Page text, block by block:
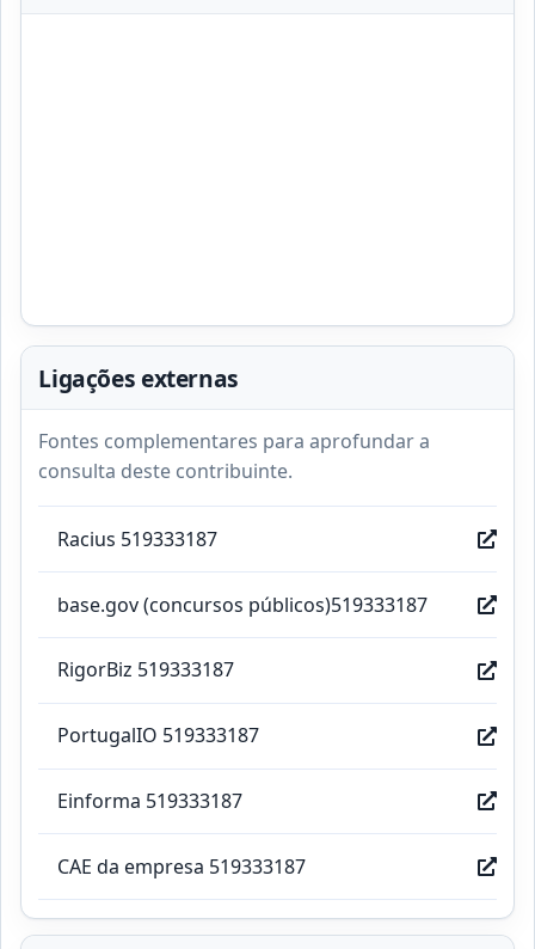
Ligações externas
Fontes complementares para aprofundar a
consulta deste contribuinte.
Racius 519333187
base.gov (concursos públicos)519333187
RigorBiz 519333187
PortugalIO 519333187
Einforma 519333187
CAE da empresa 519333187